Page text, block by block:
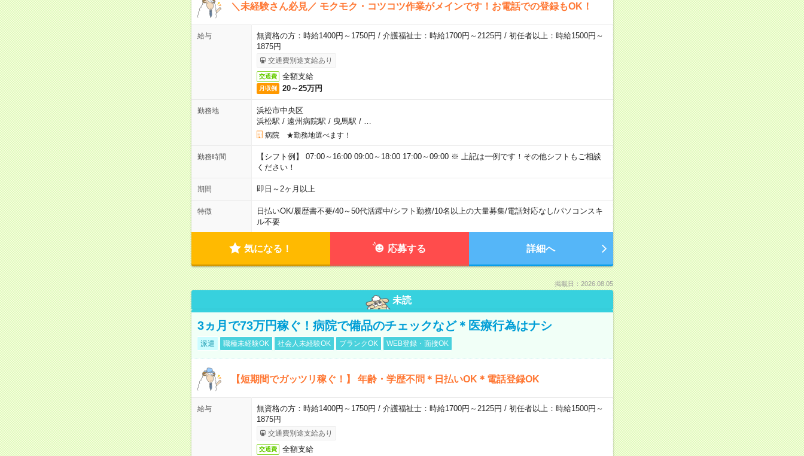
＼未経験さん必見／ モクモク・コツコツ作業がメインです！お電話での登録もOK！
給与
無資格の方：時給1400円～1750円 / 介護福祉士：時給1700円～2125円 / 初任者以上：時給1500円～
1875円
交通費別途支給あり
交通費 全額支給
月収例 20～25万円
勤務地
浜松市中央区
浜松駅 / 遠州病院駅 / 曳馬駅 /
病院 ★勤務地選べます！
勤務時間
【シフト例】 07:00～16:00 09:00～18:00 17:00～09:00 ※ 上記は一例です！その他シフトもご相談
ください！
期間 即日～2ヶ月以上
特徴 日払いOK/履歴書不要/40～50代活躍中/シフト勤務/10名以上の大量募集/電話対応なし/パソコンスキ
ル不要
気になる！ 応募する 詳細へ
掲載日：2026.08.05
未読
3ヵ月で73万円稼ぐ！病院で備品のチェックなど＊医療行為はナシ
派遣 職種未経験OK 社会人未経験OK ブランクOK WEB登録・面接OK
【短期間でガッツリ稼ぐ！】 年齢・学歴不問＊日払いOK＊電話登録OK
給与
無資格の方：時給1400円～1750円 / 介護福祉士：時給1700円～2125円 / 初任者以上：時給1500円～
1875円
交通費別途支給あり
交通費 全額支給